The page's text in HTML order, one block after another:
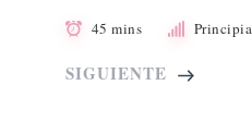
45 mins
SIGUIENTE